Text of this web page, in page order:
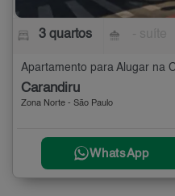
3 quartos
Apartamento para Alugar na
Carandiru
Zona Norte - São Paulo
WhatsApp